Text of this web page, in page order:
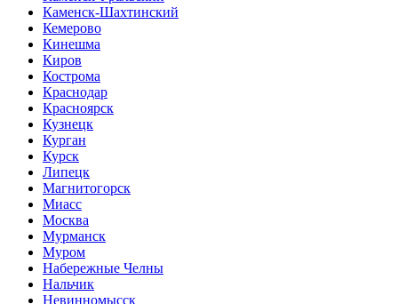
Каменск-Шахтинский
Кемерово
Кинешма
Киров
Кострома
Краснодар
Красноярск
Кузнецк
Курган
Курск
Липецк
Магнитогорск
Миасс
Москва
Мурманск
Муром
Набережные Челны
Нальчик
Невинномысск